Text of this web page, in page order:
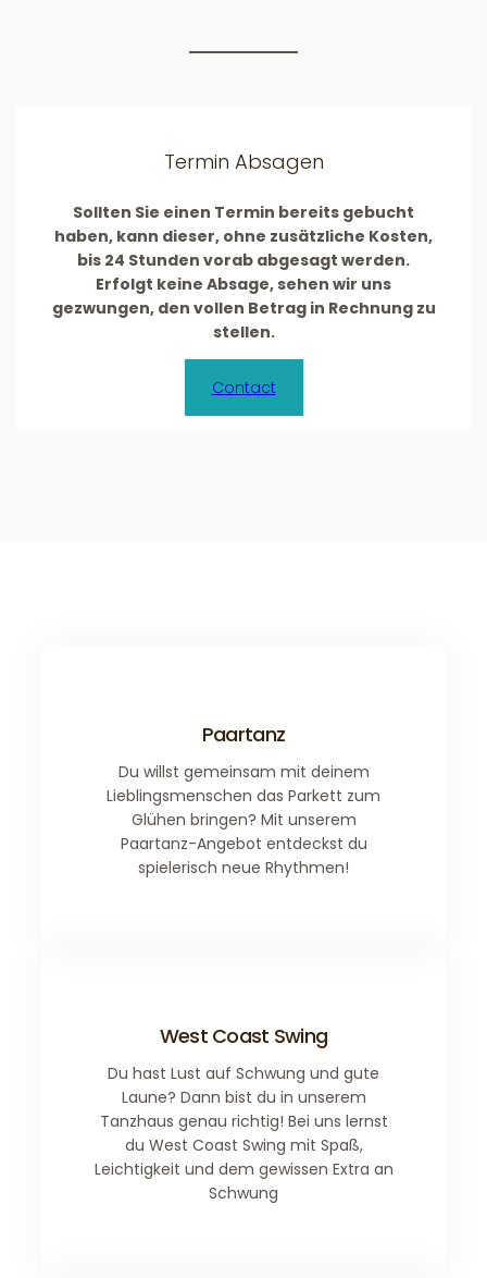
Termin Absagen
Sollten Sie einen Termin bereits gebucht
haben, kann dieser, ohne zusätzliche Kosten,
bis 24 Stunden vorab abgesagt werden.
Erfolgt keine Absage, sehen wir uns
gezwungen, den vollen Betrag in Rechnung zu
stellen.
Contact
Paartanz
Du willst gemeinsam mit deinem
Lieblingsmenschen das Parkett zum
Glühen bringen? Mit unserem
Paartanz-Angebot entdeckst du
spielerisch neue Rhythmen!
West Coast Swing
Du hast Lust auf Schwung und gute
Laune? Dann bist du in unserem
Tanzhaus genau richtig! Bei uns lernst
du West Coast Swing mit Spaß,
Leichtigkeit und dem gewissen Extra an
Schwung